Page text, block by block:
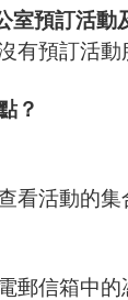
室預訂活動
有預訂活動
？
看活動的集
郵信箱中